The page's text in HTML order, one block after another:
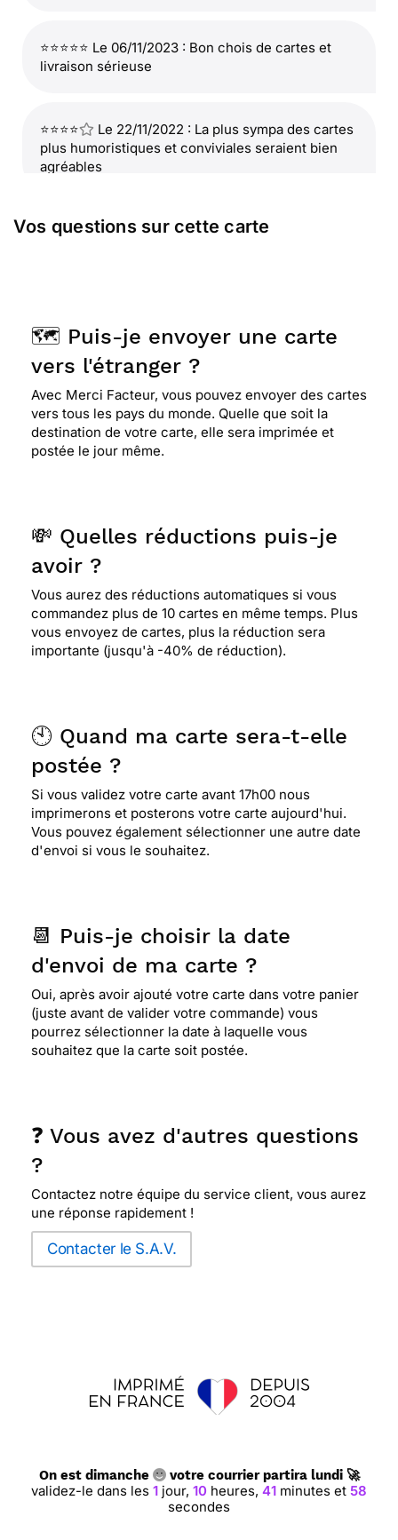
⭐⭐⭐⭐⭐ Le 06/11/2023 : Bon chois de cartes et
livraison sérieuse
⭐⭐⭐⭐
Le 22/11/2022 : La plus sympa des cartes
plus humoristiques et conviviales seraient bien
agréables
⭐⭐⭐⭐⭐ Le 09/08/2022 : Elle l ai parfaite
⭐⭐⭐⭐⭐ Le 10/05/2022 : Des cartes originales
pour toutes occasions
⭐⭐⭐⭐
Le 10/10/2021 : Carte arrivée 1 jour trop
tard, dommage pour une carte d'anniversaire.
⭐⭐⭐⭐ Le 20/09/2021 : J'aime beaucoup
⭐⭐⭐⭐⭐ Le 01/06/2021 : Cool
⭐⭐⭐⭐⭐ Le 17/07/2020 : Très satisfaite depuis de
nombreuses années, jamais aucun soucis si ce
Poste pendant le confinement et depuis le
déconfinement, lenteur qui n'est en aucun cas
imputable à Merci Facteur ! Ce n'est que du
bonheur et ce site m'est très utile pour envoyer
⭐⭐⭐⭐
Le 28/04/2020 : Jolie et avec un beau
message
⭐⭐⭐⭐ Le 20/04/2020 : Trop mimi !
⭐⭐⭐⭐
Le 15/09/2019 : Je la trouve superbe
,sympa,je l'adore .merci à bientôt
⭐⭐⭐⭐⭐ Le 08/09/2019 : Splendide
Le 24/04/2019 : Je trouve cette carte à
⭐⭐⭐⭐ Le 17/03/2019 : J aime
Vos questions sur cette carte
🗺️ Puis-je envoyer une carte
vers l'étranger ?
Avec Merci Facteur, vous pouvez envoyer des cartes
vers tous les pays du monde. Quelle que soit la
destination de votre carte, elle sera imprimée et
postée le jour même.
💸 Quelles réductions puis-je
avoir ?
Vous aurez des réductions automatiques si vous
commandez plus de 10 cartes en même temps. Plus
vous envoyez de cartes, plus la réduction sera
importante (jusqu'à -40% de réduction).
🕙 Quand ma carte sera-t-elle
postée ?
Si vous validez votre carte avant 17h00 nous
imprimerons et posterons votre carte aujourd'hui.
Vous pouvez également sélectionner une autre date
d'envoi si vous le souhaitez.
📆 Puis-je choisir la date
d'envoi de ma carte ?
Oui, après avoir ajouté votre carte dans votre panier
(juste avant de valider votre commande) vous
pourrez sélectionner la date à laquelle vous
souhaitez que la carte soit postée.
❓ Vous avez d'autres questions
?
Contactez notre équipe du service client, vous aurez
une réponse rapidement !
Contacter le S.A.V.
On est dimanche votre courrier partira lundi 🚀
validez-le dans les 1 jour, 10 heures, 41 minutes et 58
secondes